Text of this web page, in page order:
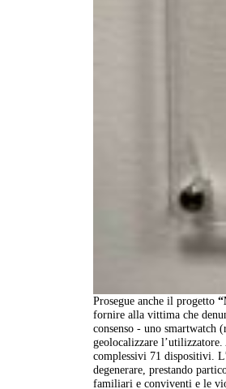
Prosegue anche il progetto
fornire alla vittima che
consenso - uno
geolocalizzare
complessivi 71 dispositivi.
degenerare, prestando
familiari e conviventi e le